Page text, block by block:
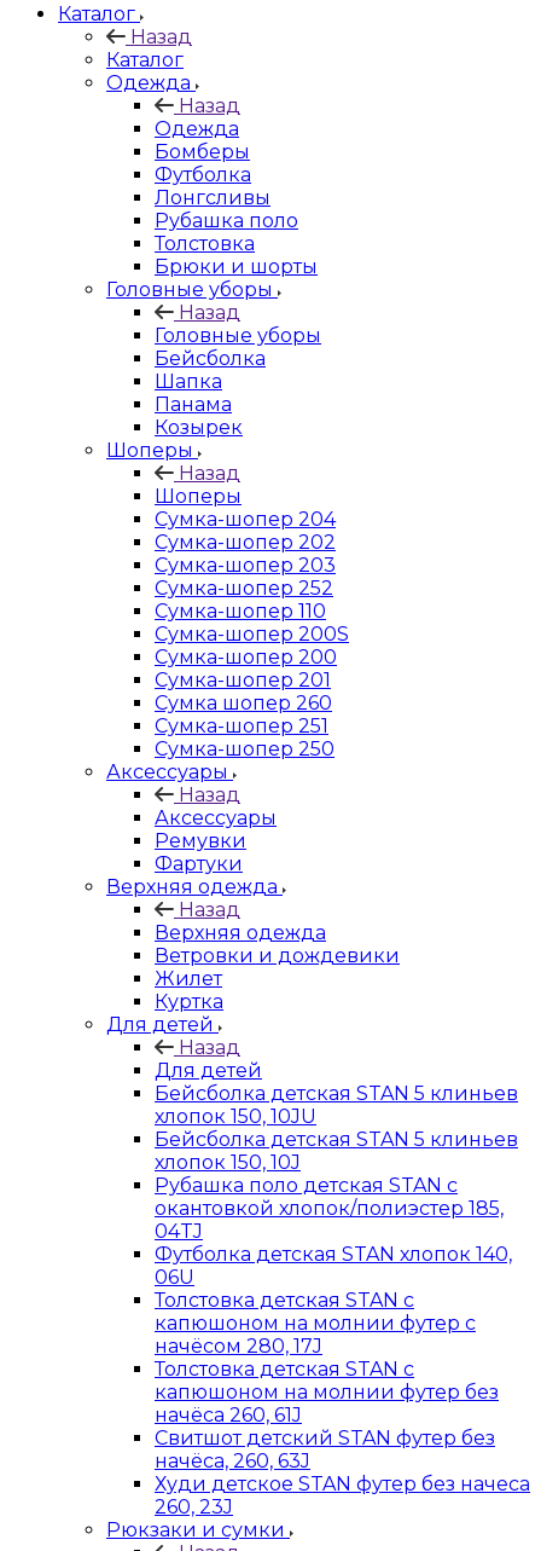
Каталог
Назад
Каталог
Одежда
Назад
Одежда
Бомберы
Футболка
Лонгсливы
Рубашка поло
Толстовка
Брюки и шорты
Головные уборы
Назад
Головные уборы
Бейсболка
Шапка
Панама
Козырек
Шоперы
Назад
Шоперы
Сумка-шопер 204
Сумка-шопер 202
Сумка-шопер 203
Сумка-шопер 252
Сумка-шопер 110
Сумка-шопер 200S
Сумка-шопер 200
Сумка-шопер 201
Сумка шопер 260
Сумка-шопер 251
Сумка-шопер 250
Аксессуары
Назад
Аксессуары
Ремувки
Фартуки
Верхняя одежда
Назад
Верхняя одежда
Ветровки и дождевики
Жилет
Куртка
Для детей
Назад
Для детей
Бейсболка детская STAN 5 клиньев
хлопок 150, 10JU
Бейсболка детская STAN 5 клиньев
хлопок 150, 10J
Рубашка поло детская STAN с
окантовкой хлопок/полиэстер 185,
04TJ
Футболка детская STAN хлопок 140,
06U
Толстовка детская STAN с
капюшоном на молнии футер с
начёсом 280, 17J
Толстовка детская STAN с
капюшоном на молнии футер без
начёса 260, 61J
Свитшот детский STAN футер без
начёса, 260, 63J
Худи детское STAN футер без начеса
260, 23J
Рюкзаки и сумки